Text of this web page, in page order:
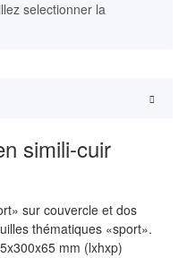
selectionner la
simili-cuir
sur couvercle et dos
thématiques «sport».
mm (lxhxp)